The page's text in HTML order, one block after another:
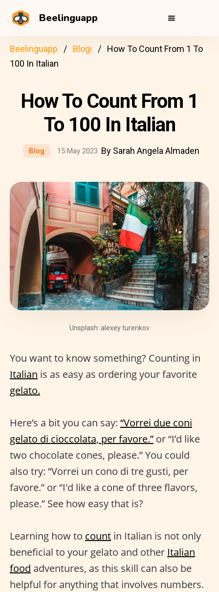
Beelinguapp
Beelinguapp Blogi
How To Count From 1 To
100 In Italian
How To Count From 1
To 100 In Italian
Blog 15 May 2023 By Sarah Angela Almaden
Unsplash: alexey turenkov
You want to know something? Counting in
Italian is as easy as ordering your favorite
gelato.
Here’s a bit you can say: “Vorrei due coni
gelato di cioccolata, per favore.” or “I’d like
two chocolate cones, please.” You could
also try: “Vorrei un cono di tre gusti, per
favore.” or “I'd like a cone of three flavors,
please.” See how easy that is?
Learning how to count in Italian is not only
beneficial to your gelato and other Italian
food adventures, as this skill can also be
helpful for anything that involves numbers.